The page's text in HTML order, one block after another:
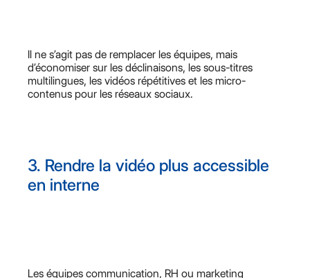
Il ne s’agit pas de remplacer les équipes, mais
d’économiser sur les déclinaisons, les sous-titres
multilingues, les vidéos répétitives et les micro-
contenus pour les réseaux sociaux.
3. Rendre la vidéo plus accessible
en interne
Les équipes communication, RH ou marketing